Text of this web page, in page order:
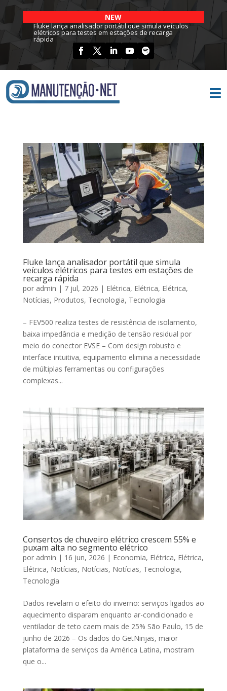
NEW
Fluke lança analisador portátil que simula veículos
elétricos para testes em estações de recarga
rápida

Fluke lança analisador portátil que simula
veículos elétricos para testes em estações de
recarga rápida
por admin | 7 jul, 2026 | Elétrica, Elétrica, Elétrica,
Notícias, Produtos, Tecnologia, Tecnologia
– FEV500 realiza testes de resistência de isolamento,
baixa impedância e medição de tensão residual por
meio do conector EVSE – Com design robusto e
interface intuitiva, equipamento elimina a necessidade
de múltiplas ferramentas ou configurações
complexas...
Consertos de chuveiro elétrico crescem 55% e
puxam alta no segmento elétrico
por admin | 16 jun, 2026 | Economia, Elétrica, Elétrica,
Elétrica, Notícias, Notícias, Notícias, Tecnologia,
Tecnologia
Dados revelam o efeito do inverno: serviços ligados ao
aquecimento disparam enquanto ar-condicionado e
ventilador de teto caem mais de 25% São Paulo, 15 de
junho de 2026 – Os dados do GetNinjas, maior
plataforma de serviços da América Latina, mostram
que o...